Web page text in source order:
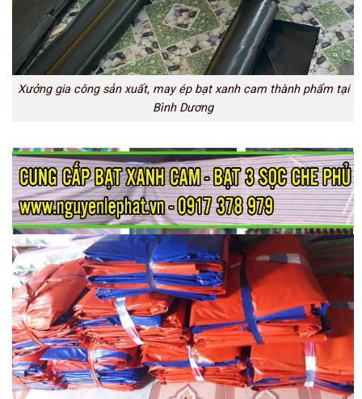
Xưởng gia công sản xuất, may ép bạt xanh cam thành phẩm tại
Bình Dương